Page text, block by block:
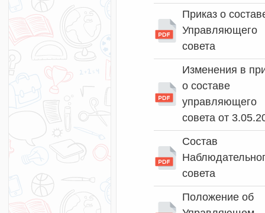
Приказ о
Управляющего
совета
Изменения в
о составе
управляющего
совета от
Состав
совета
Положение об